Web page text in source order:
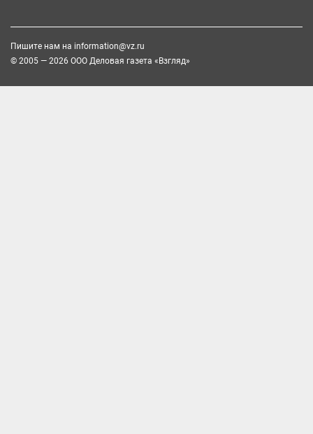
Пишите нам на information@vz.ru
© 2005 — 2026 ООО Деловая газета «Взгляд»